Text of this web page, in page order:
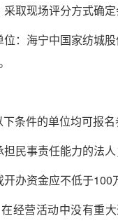
取现场评分方式确定
：海宁中国家纺城
条件的单位均可报名
民事责任能力的法人
办资金应不低于100
经营活动中没有重